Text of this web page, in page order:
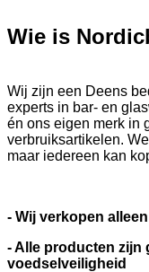
Wie is
Wij zijn een Deens
experts in bar- en
én ons eigen merk in
verbruiksartikelen.
maar iedereen kan
- Wij verkopen
- Alle producten zijn
voedselveiligheid